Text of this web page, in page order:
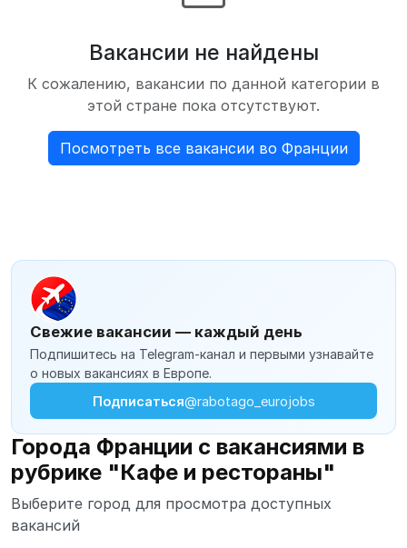
Вакансии не найдены
К сожалению, вакансии по данной категории в
этой стране пока отсутствуют.
Посмотреть все вакансии во Франции
Свежие вакансии — каждый день
Подпишитесь на Telegram-канал и первыми узнавайте
о новых вакансиях в Европе.
Подписаться@rabotago_eurojobs
Города Франции с вакансиями в
рубрике "Кафе и рестораны"
Выберите город для просмотра доступных
вакансий